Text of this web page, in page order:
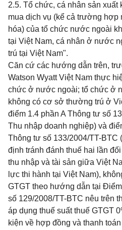
2.5. Tổ chức, cá nhân sản xuất
mua dịch vụ (kể cả trường hợp
hóa) của tổ chức nước ngoài
tại Việt Nam, cá nhân ở nước
trú tại Việt Nam".
Căn cứ các hướng dẫn trên,
Watson Wyatt Việt Nam thực
chức ở nước ngoài; tổ chức ở
không có cơ sở thường trú ở
điểm 1.4 phần A Thông tư số
Thu nhập doanh nghiệp) và
Thông tư số 133/2004/TT-BTC
định tránh đánh thuế hai lần
thu nhập và tài sản giữa Việt
lực thi hành tại Việt Nam),
GTGT theo hướng dẫn tại
số 129/2008/TT-BTC nêu trên
áp dụng thuế suất thuế GTGT
kiện về hợp đồng và thanh